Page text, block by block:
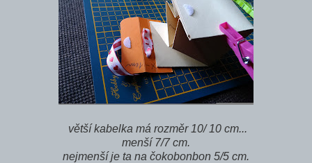
větší kabelka má rozměr 10/ 10 cm...
menší 7/7 cm.
nejmenší je ta na čokobonbon 5/5 cm.